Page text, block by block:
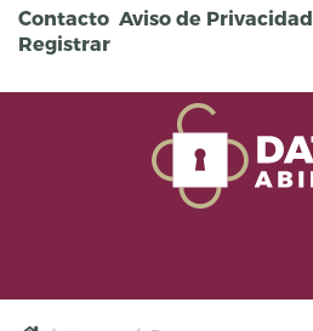
Pasar al contenido principal
Contacto Aviso de Privacidad
Registrar